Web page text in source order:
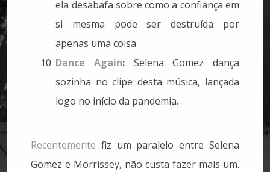
ela desabafa sobre como a confiança em
si mesma pode ser destruída por
apenas uma coisa.
Dance Again:Selena Gomez dança
sozinha no clipe desta música, lançada
logo no início da pandemia.
Recentemente fiz um paralelo entre Selena
Gomez e Morrissey, não custa fazer mais um.